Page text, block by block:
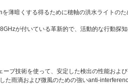
薄暗くする得るために穂軸の洪水ライトのた
が付いている革新的で、活動的な行動探
ーブ技術を使って、安定した検出の性能および
た雨滴および微風のための強いanti-